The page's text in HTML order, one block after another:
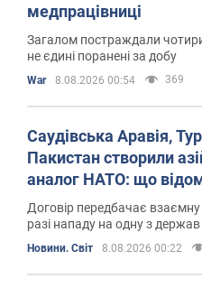
медпрацівниці
Загалом постраждали
не єдині поранені за добу
War 8.08.2026 00:54 369
Саудівська Аравія,
Пакистан створили
аналог НАТО: що
Договір передбачає взаємну
разі нападу на одну з держав
Новини. Світ 8.08.2026 00:22